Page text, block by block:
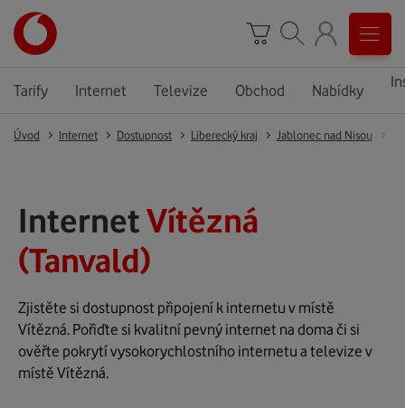
Tarify Internet Televize Obchod Nabídky
Úvod Internet Dostupnost Liberecký kraj Jablonec nad Nisou
InternetVítězná
(Tanvald)
Zjistěte si dostupnost připojení k internetu v místě
Vítězná. Pořiďte si kvalitní pevný internet na doma či si
ověřte pokrytí vysokorychlostního internetu a televize v
místě Vítězná.